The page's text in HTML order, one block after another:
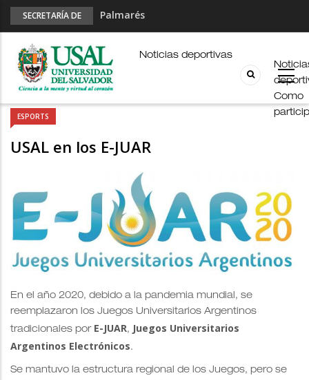
SECRETARÍA DE
Palmarés
Esports en pandemia
USAL en los E-JUAR
JUAR
Fútbol Online
Como
Noticias deportivas
ESPORTS
USAL en los E-JUAR
En el año 2020, debido a la pandemia mundial, se
reemplazaron los Juegos Universitarios Argentinos
tradicionales por E-JUAR, Juegos Universitarios
Argentinos Electrónicos.
Se mantuvo la estructura regional de los Juegos, pero se